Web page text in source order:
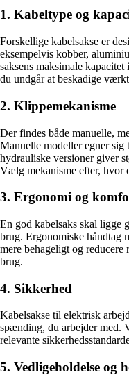
1. Kabeltype og
Forskellige kabelsakse er
eksempelvis kobber,
saksens maksimale
du undgår at beskadige
2. Klippemekanisme
Der findes både manuelle,
Manuelle modeller egner sig
hydrauliske versioner giver
Vælg mekanisme efter, hvor
3. Ergonomi og
En god kabelsaks skal ligge
brug. Ergonomiske håndtag
mere behageligt og
brug.
4. Sikkerhed
Kabelsakse til elektrisk
spænding, du arbejder
relevante
5. Vedligeholdelse og